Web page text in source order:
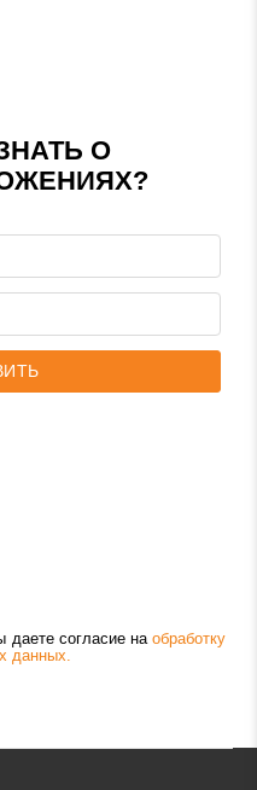
О
даете согласие на обработку
данных.